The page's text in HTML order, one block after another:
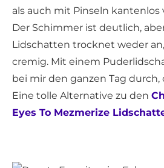
als auch mit Pinseln kantenlos
Der Schimmer ist deutlich,
Lidschatten trocknet weder
cremig. Mit einem
bei mir den ganzen Tag durch,
Eine tolle Alternative zu den
Eyes To Mezmerize